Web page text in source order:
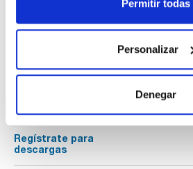
Permitir todas
Personalizar
Denegar
- Partida arancelaria: 2837 20 00 00
contenido (iodométrico) : min. 99 %
insoluble en agua : max. 0,025 %
cloruros (Cl): max. 0,05 %
sulfatos (SO4) : max. 0,01 %
Documentación técnica
TDS / Ficha técnica
COA
SDS/ Hoja de seguridad
Regístrate para
descargas